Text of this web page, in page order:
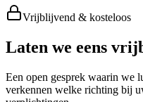
Vrijblijvend & kosteloos
Laten we eens
Een open gesprek waarin we
verkennen welke richting bij